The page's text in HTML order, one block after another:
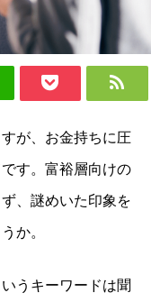
が、 お金持ちに圧
す。富裕層向けの
、 謎めいた印象 を
か。
うキーワードは聞